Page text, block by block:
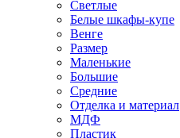
Светлые
Белые шкафы-купе
Венге
Размер
Маленькие
Большие
Средние
Отделка и материал
МДФ
Пластик